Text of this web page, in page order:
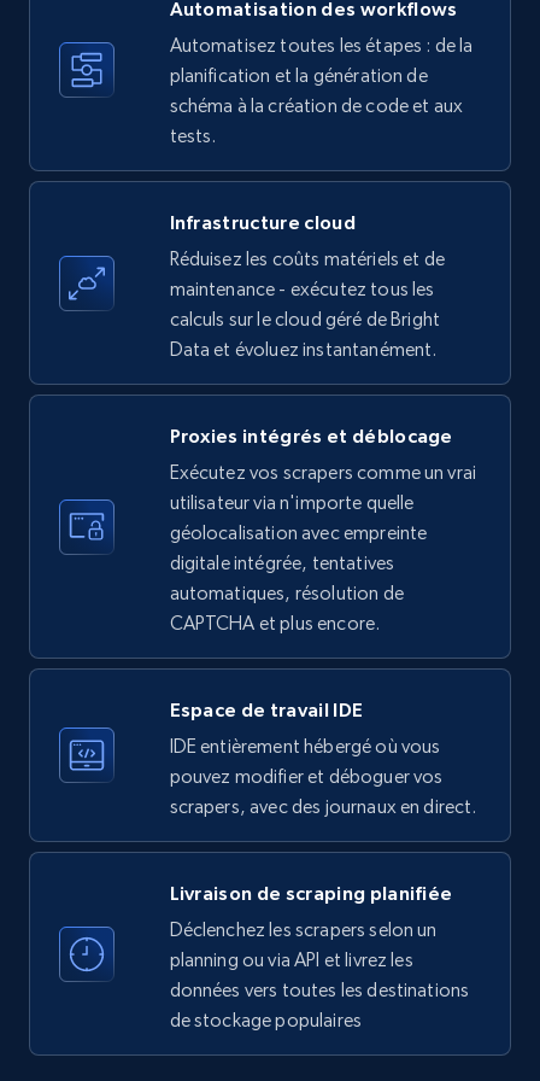
35.3K+ 5.7K+ Essai gratuit
upc numbers
Title, Seller name, Brand, Description, Initial
price, Currency, Availability, Reviews count, and
more.
LinkedIn company information
ID, Name, Country code, Locations, Followers,
Employees in linkedin, About, Specialties, and
Instagram - Profiles
Account, Fbid, ID, Followers, Posts count, Is
verified, and more.
22.4K+ 3.5K+ Essai gratuit
Automatisation des workflows
Automatisez toutes les étapes : de la
planification et la génération de
schéma à la création de code et aux
tests.
Infrastructure cloud
Réduisez les coûts matériels et de
maintenance - exécutez tous les
calculs sur le cloud géré de Bright
Data et évoluez instantanément.
Proxies intégrés et déblocage
Exécutez vos scrapers comme un vrai
utilisateur via n'importe quelle
géolocalisation avec empreinte
digitale intégrée, tentatives
automatiques, résolution de
CAPTCHA et plus encore.
Espace de travail IDE
IDE entièrement hébergé où vous
pouvez modifier et déboguer vos
scrapers, avec des journaux en direct.
Livraison de scraping planifiée
Déclenchez les scrapers selon un
planning ou via API et livrez les
données vers toutes les destinations
de stockage populaires